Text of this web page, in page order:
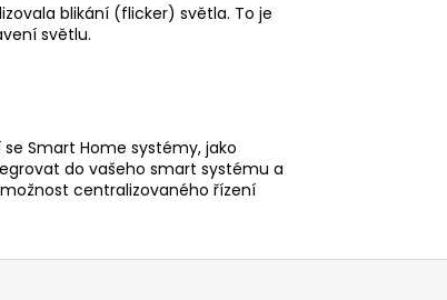
blikání (flicker) světla. To je
světlu.
Smart Home systémy, jako
do vašeho smart systému a
centralizovaného řízení